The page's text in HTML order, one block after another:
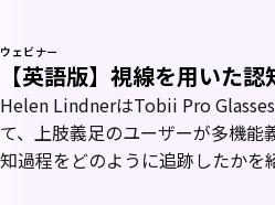
ウェビナー
【英語版】視線を用いた
Helen LindnerはTobii Pro
て、上肢義足のユーザーが多機能
知過程をどのように追跡したかを